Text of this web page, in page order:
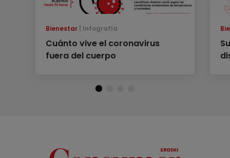
Bienestar Infografía
Cuánto vive el coronavirus
fuera del cuerpo